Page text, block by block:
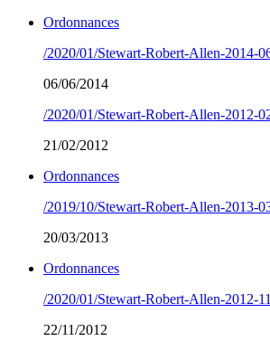
Ordonnances
/2020/01/Stewart-Robert-Allen-2014-
06/06/2014
/2020/01/Stewart-Robert-Allen-2012-
21/02/2012
Ordonnances
/2019/10/Stewart-Robert-Allen-2013-
20/03/2013
Ordonnances
/2020/01/Stewart-Robert-Allen-2012-
22/11/2012